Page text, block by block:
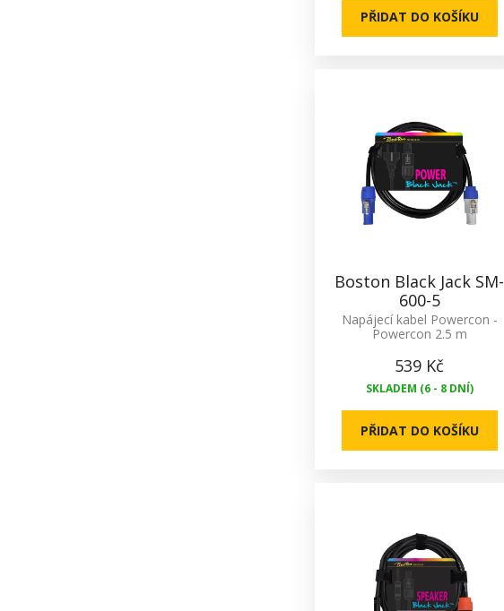
PŘIDAT DO KOŠÍKU
Boston Black Jack SM-
600-5
Napájecí kabel Powercon -
Powercon 2.5 m
539 Kč
SKLADEM (6 - 8 DNÍ)
PŘIDAT DO KOŠÍKU